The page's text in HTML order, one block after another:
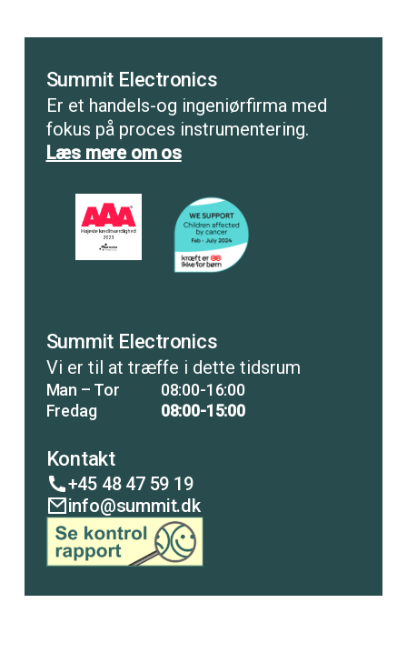
Summit Electronics
Er et handels-og ingeniørfirma med
fokus på proces instrumentering.
Læs mere om os
Summit Electronics
Vi er til at træffe i dette tidsrum
Man – Tor
Fredag
08:00-16:00
08:00-15:00
Kontakt
+45 48 47 59 19
info@summit.dk